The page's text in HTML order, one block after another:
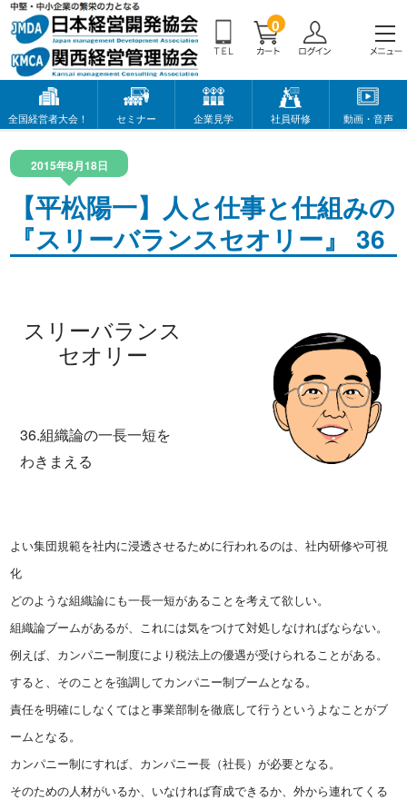
0
全国経営者大会！ セミナー 企業見学 社員研修 動画・音声
2015年8月18日
【平松陽一】人と仕事と仕組みの
『スリーバランスセオリー』 36
スリーバランス
セオリー
36.組織論の一長一短を
わきまえる
よい集団規範を社内に浸透させるために行われるのは、社内研修や可視
化
どのような組織論にも一長一短があることを考えて欲しい。
組織論ブームがあるが、これには気をつけて対処しなければならない。
例えば、カンパニー制度により税法上の優遇が受けられることがある。
すると、そのことを強調してカンパニー制ブームとなる。
責任を明確にしなくてはと事業部制を徹底して行うというよなことがブ
ームとなる。
カンパニー制にすれば、カンパニー長（社長）が必要となる。
そのための人材がいるか、いなければ育成できるか、外から連れてくる